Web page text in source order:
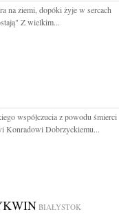
na ziemi, dopóki żyje w sercach
Z wielkim...
współczucia z powodu śmierci
Konradowi Dobrzyckiemu...
BIAŁYSTOK